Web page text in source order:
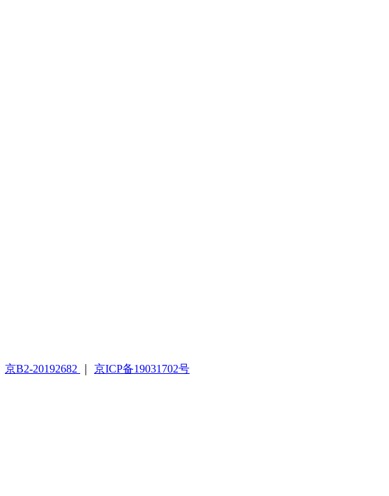
京B2-20192682
京ICP备19031702号